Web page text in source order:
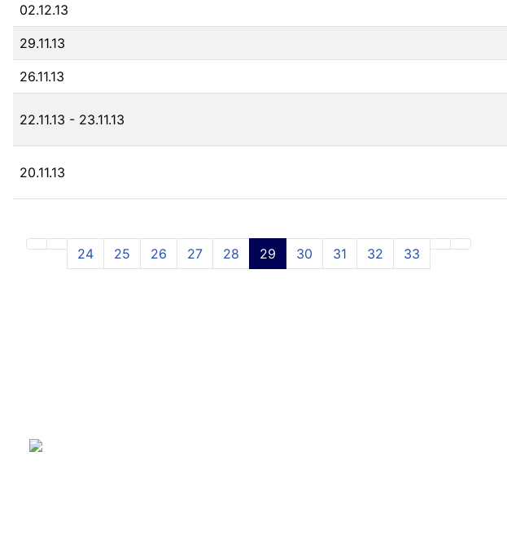
02.12.13
29.11.13
26.11.13
22.11.13 - 23.11.13
20.11.13
24 25 26 27 28 29 30 31 32 33